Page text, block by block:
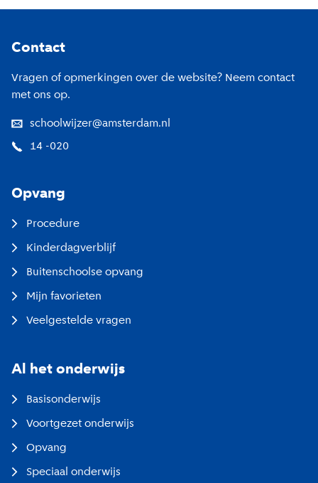
Contact
Vragen of opmerkingen over de website? Neem contact
met ons op.
schoolwijzer@amsterdam.nl
14 -020
Opvang
Procedure
Kinderdagverblijf
Buitenschoolse opvang
Mijn favorieten
Veelgestelde vragen
Al het onderwijs
Basisonderwijs
Voortgezet onderwijs
Opvang
Speciaal onderwijs